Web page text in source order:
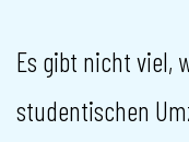
Es gibt nicht viel,
studentischen